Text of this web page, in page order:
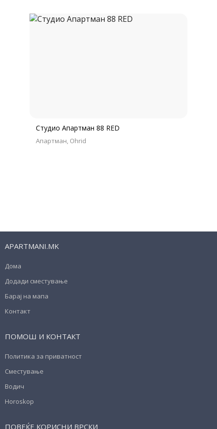
Студио Апартман 88 RED
Апартман Ohrid
APARTMANI.MK
Дома
Додади сместување
Барај на мапа
Контакт
ПОМОШ И КОНТАКТ
Политика за приватност
Сместување
Водич
Horoskop
ПОВЕЌЕ КОРИСНИ ВРСКИ